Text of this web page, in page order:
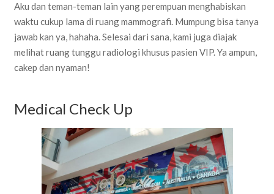
Aku dan teman-teman lain yang perempuan menghabiskan
waktu cukup lama di ruang mammografi. Mumpung bisa tanya
jawab kan ya, hahaha. Selesai dari sana, kami juga diajak
melihat ruang tunggu radiologi khusus pasien VIP. Ya ampun,
cakep dan nyaman!
Medical Check Up